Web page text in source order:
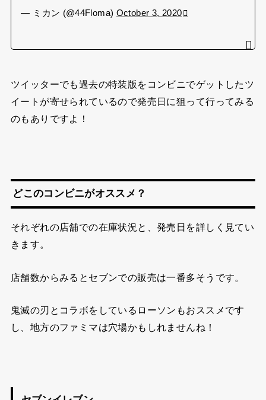
— ミカン (@44Floma) October 3, 2020
ツイッターでも過去の特装版をコンビニでゲットしたツ
イートが寄せられているので発売日に狙って行ってみる
のもありですよ！
どこのコンビニがオススメ？
それぞれの店舗での在庫状況と、発売日を詳しく見てい
きます。
店舗数からみるとセブンでの販売は一番多そうです。
鬼滅の刃とコラボをしているローソンもおススメです
し、地方のファミマは穴場かもしれませんね！